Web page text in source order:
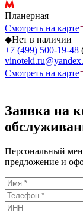
Планерная
Смотреть на карте
◆Нет в наличии
+7 (499) 500-19-48
Смотреть на карте
Заявка на
Персональный
предложение и